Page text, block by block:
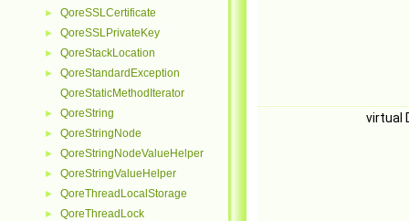
► QoreSSLCertificate
► QoreSSLPrivateKey
► QoreStackLocation
►
QoreStandardException
QoreStaticMethodIterator
► QoreString
► QoreStringNode
► QoreStringNodeValueHelper
► QoreStringValueHelper
► QoreThreadLocalStorage
► QoreThreadLock
virtual